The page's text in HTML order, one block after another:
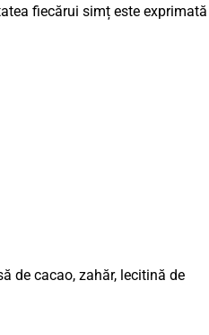
fiecărui simț este exprimată
de cacao, zahăr, lecitină de